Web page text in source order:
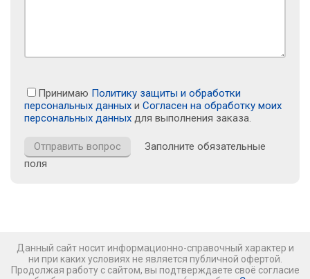
Принимаю Политику защиты и обработки
персональных данных и Согласен на обработку моих
персональных данных для выполнения заказа.
Заполните обязательные
поля
Данный сайт носит информационно-справочный характер и
ни при каких условиях не является публичной офертой.
Продолжая работу с сайтом, вы подтверждаете своё согласие